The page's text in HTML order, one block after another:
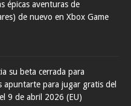
épicas aventuras de
de nuevo en Xbox Game
su beta cerrada para
apuntarte para jugar gratis del
9 de abril 2026 (EU)